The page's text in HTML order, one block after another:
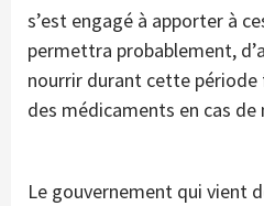
s’est engagé à apporter à
permettra probablement,
nourrir durant cette
des médicaments en cas de
Le gouvernement qui vient